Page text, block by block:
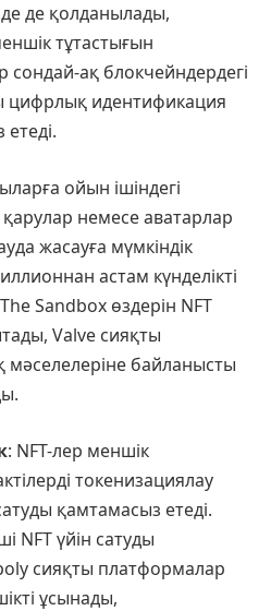
де қолданылады,
тұтастығын
сондай-ақ блокчейндердегі
цифрлық идентификация
етеді.
ойын ішіндегі
қарулар немесе аватарлар
жасауға мүмкіндік
астам күнделікті
Sandbox өздерін NFT
Valve сияқты
байланысты
: NFT-лер меншік
токенизациялау
қамтамасыз етеді.
NFT үйін сатуды
сияқты платформалар
ұсынады,